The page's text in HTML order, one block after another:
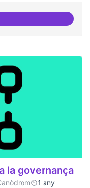
residents referents
la governança
1 any